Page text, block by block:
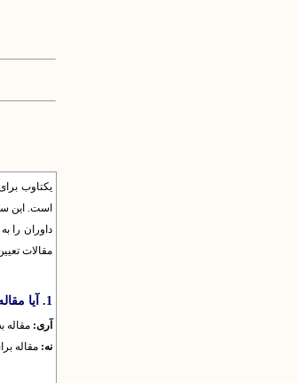
یکتاوب
است. این
داوران را
مقالات
1. آیا مقاله به بررسی اولیه توسط دبیر نیاز دارد؟
آری: مقاله
نه: مقاله